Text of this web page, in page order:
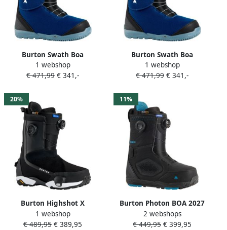
Burton Swath Boa
Snowboard Schoenen Blauw
28.5 Man
1 webshop
€ 471,99 € 341,-
Burton Swath Boa
Snowboard Schoenen Blauw
29.5 Man
1 webshop
€ 471,99 € 341,-
20%
Burton Highshot X
Snowboardschoenen Voor
Bindingen Zwart 27.5 Man
1 webshop
€ 489,95 € 389,95
11%
Burton Photon BOA 2027
Snowboard Schoenen zwart
2 webshops
€ 449,95 € 399,95